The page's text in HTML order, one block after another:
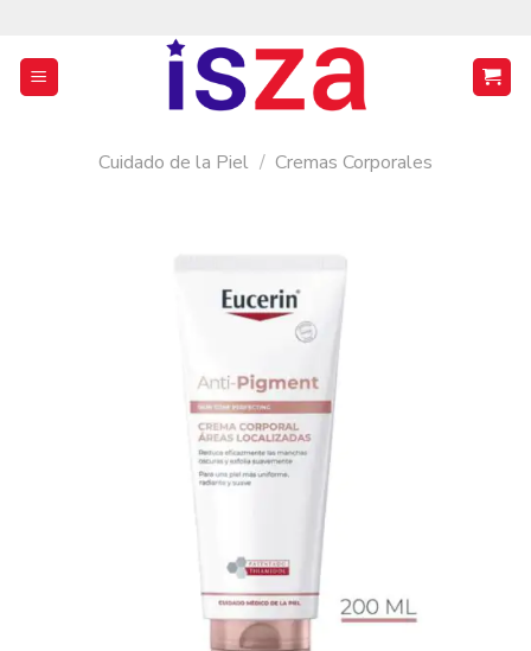
contenido
Cuidado de la Piel / Cremas Corporales